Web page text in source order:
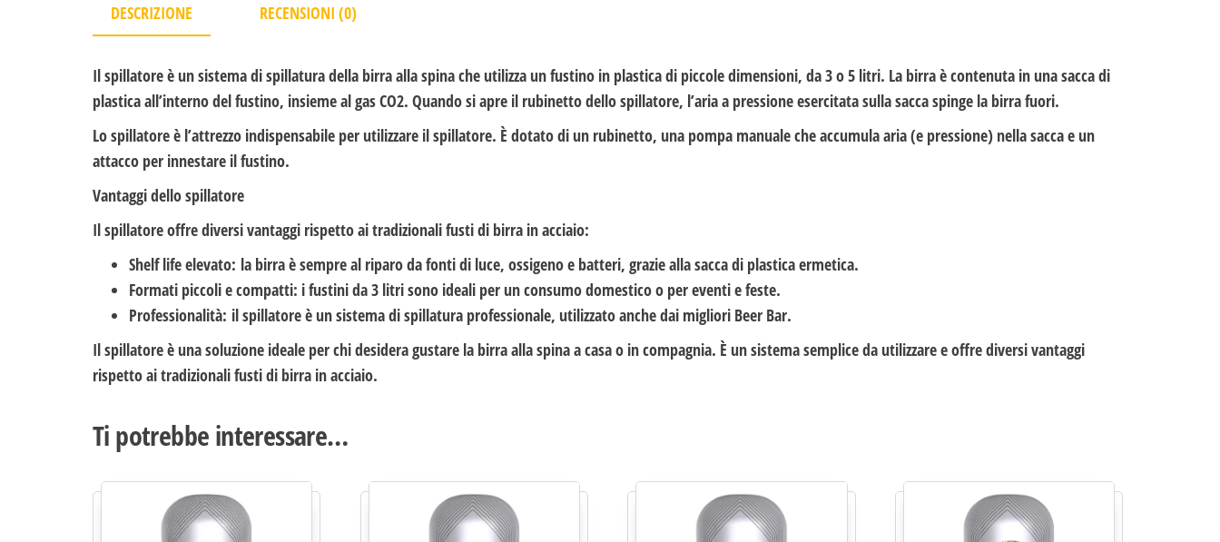
DESCRIZIONE RECENSIONI (0)
Il spillatore è un sistema di spillatura della birra alla spina che utilizza un fustino in plastica di piccole dimensioni, da 3 o 5 litri. La birra è contenuta in una sacca di
plastica all’interno del fustino, insieme al gas CO2. Quando si apre il rubinetto dello spillatore, l’aria a pressione esercitata sulla sacca spinge la birra fuori.
Lo spillatore è l’attrezzo indispensabile per utilizzare il spillatore. È dotato di un rubinetto, una pompa manuale che accumula aria (e pressione) nella sacca e un
attacco per innestare il fustino.
Vantaggi dellospillatore
Il spillatore offre diversi vantaggi rispetto ai tradizionali fusti di birra in acciaio:
Shelf life elevato: la birra è sempre al riparo da fonti di luce, ossigeno e batteri, grazie alla sacca di plastica ermetica.
Formati piccoli e compatti: i fustini da 3 litri sono ideali per un consumo domestico o per eventi e feste.
Professionalità: il spillatore è un sistema di spillatura professionale, utilizzato anche dai migliori Beer Bar.
Il spillatore è una soluzione ideale per chi desidera gustare la birra alla spina a casa o in compagnia. È un sistema semplice da utilizzare e offre diversi vantaggi
rispetto ai tradizionali fusti di birra in acciaio.
Ti potrebbe interessare…